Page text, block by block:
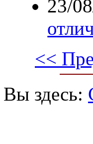
23/
<<
Вы здесь: